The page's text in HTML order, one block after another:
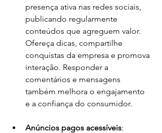
presença ativa nas redes sociais,
publicando regularmente
conteúdos que agreguem valor.
Ofereça dicas, compartilhe
conquistas da empresa e promova
interação. Responder a
comentários e mensagens
também melhora o engajamento
e a confiança do consumidor.
Anúncios pagos acessíveis: